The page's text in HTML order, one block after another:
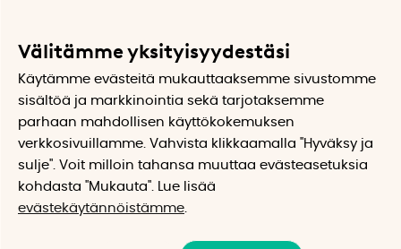
Välitämme yksityisyydestäsi
Käytämme evästeitä mukauttaaksemme sivustomme
sisältöä ja markkinointia sekä tarjotaksemme
parhaan mahdollisen käyttökokemuksen
verkkosivuillamme. Vahvista klikkaamalla "Hyväksy ja
sulje". Voit milloin tahansa muuttaa evästeasetuksia
kohdasta "Mukauta". Lue lisää
evästekäytännöistämme